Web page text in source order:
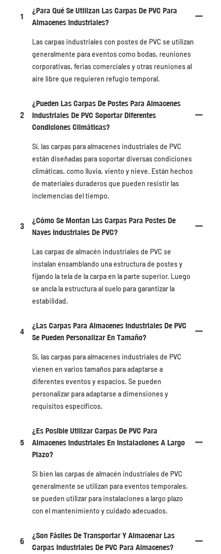
1
¿Para Qué Se Utilizan Las Carpas De PVC Para
Almacenes Industriales?
Las carpas industriales con postes de PVC se utilizan
generalmente para eventos como bodas, reuniones
corporativas, ferias comerciales y otras reuniones al
aire libre que requieren refugio temporal.
2
¿Pueden Las Carpas De Postes Para Almacenes
Industriales De PVC Soportar Diferentes
Condiciones Climáticas?
Sí, las carpas para almacenes industriales de PVC
están diseñadas para soportar diversas condiciones
climáticas, como lluvia, viento y nieve. Están hechos
de materiales duraderos que pueden resistir las
inclemencias del tiempo.
3
¿Cómo Se Montan Las Carpas Para Postes De
Naves Industriales De PVC?
Las carpas de almacén industriales de PVC se
instalan ensamblando una estructura de postes y
fijando la tela de la carpa en la parte superior. Luego
se ancla la estructura al suelo para garantizar la
estabilidad.
4
¿Las Carpas Para Almacenes Industriales De PVC
Se Pueden Personalizar En Tamaño?
Sí, las carpas para almacenes industriales de PVC
vienen en varios tamaños para adaptarse a
diferentes eventos y espacios. Se pueden
personalizar para adaptarse a dimensiones y
requisitos específicos.
5
¿Es Posible Utilizar Carpas De PVC Para
Almacenes Industriales En Instalaciones A Largo
Plazo?
Si bien las carpas de almacén industriales de PVC
generalmente se utilizan para eventos temporales,
se pueden utilizar para instalaciones a largo plazo
con el mantenimiento y cuidado adecuados.
6
¿Son Fáciles De Transportar Y Almacenar Las
Carpas Industriales De PVC Para Almacenes?